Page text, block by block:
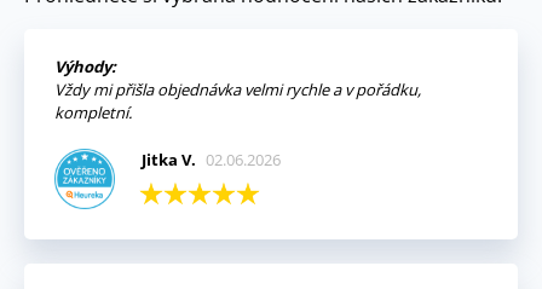
Výhody:
Vždy mi přišla objednávka velmi rychle a v pořádku,
kompletní.
Jitka V. 02.06.2026